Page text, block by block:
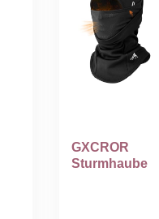
GXCROR
Sturmhaube